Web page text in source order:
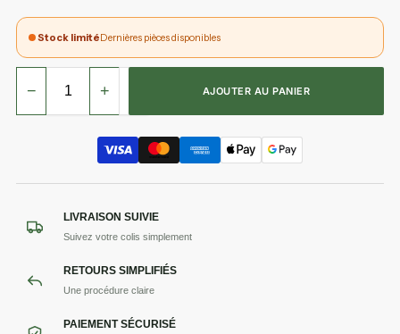
Stock limitéDernières pièces disponibles
− + AJOUTER AU PANIER
LIVRAISON SUIVIE
Suivez votre colis simplement
RETOURS SIMPLIFIÉS
Une procédure claire
PAIEMENT SÉCURISÉ